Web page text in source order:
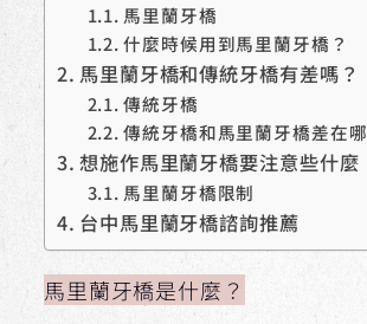
馬里蘭牙橋
什麼時候用到馬里蘭牙橋？
馬里蘭牙橋和傳統牙橋有差嗎？
傳統牙橋
傳統牙橋和馬里蘭牙橋差在哪
想施作馬里蘭牙橋要注意些什麼
馬里蘭牙橋限制
台中馬里蘭牙橋諮詢推薦
馬里蘭牙橋是什麼？